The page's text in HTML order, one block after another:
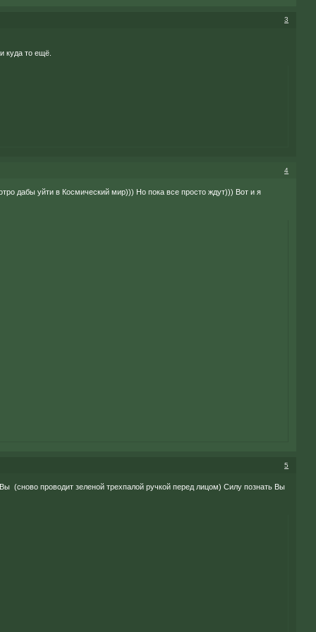
3
куда то ещё.
4
дабы уйти в Космический мир))) Но пока все просто ждут))) Вот и я
5
(сново проводит зеленой трехпалой ручкой перед лицом) Силу познать Вы